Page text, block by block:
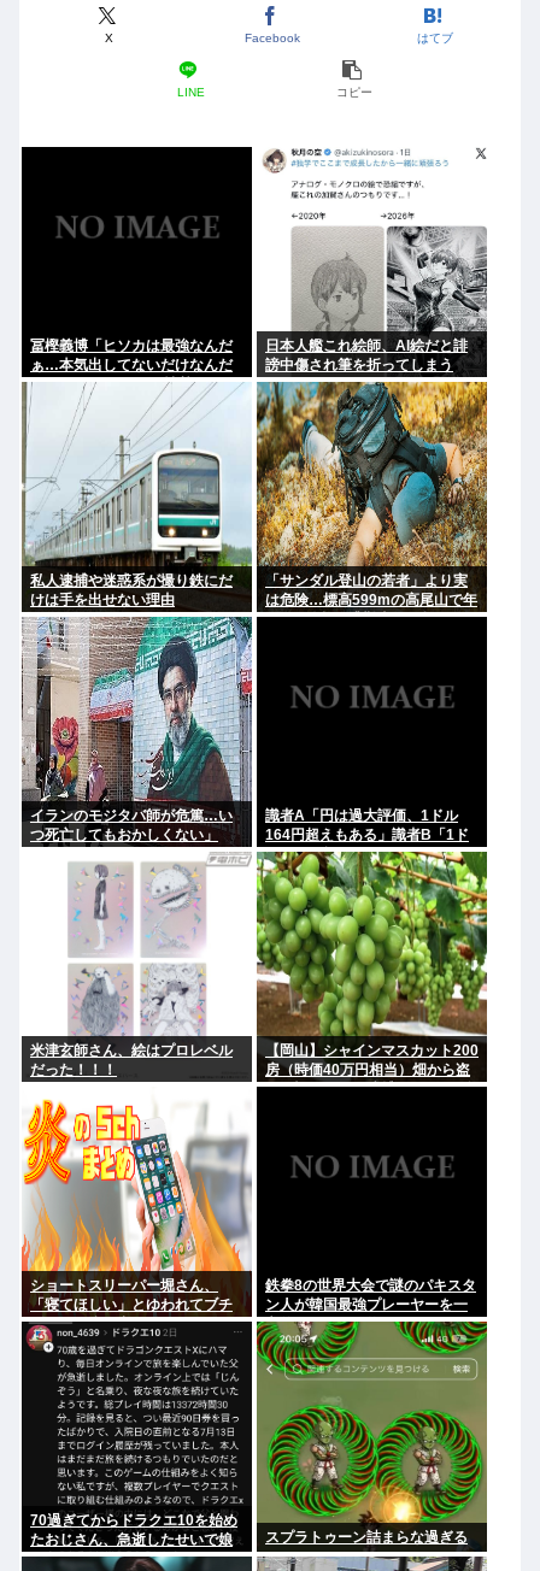
X Facebook はてブ
LINE コピー
冨樫義博「ヒソカは最強なんだ
ぁ…本気出してないだけなんだ
ぁ…」 こいつのこの情熱なんな
の？
日本人艦これ絵師、AI絵だと誹
謗中傷され筆を折ってしまう
私人逮捕や迷惑系が撮り鉄にだ
けは手を出せない理由
「サンダル登山の若者」より実
は危険…標高599mの高尾山で年
間100件超の遭難事故を起こして
イランのモジタバ師が危篤…い
つ死亡してもおかしくない」
識者A「円は過大評価、1ドル
164円超えもある」識者B「1ド
ル140円台もある」どっちなの
米津玄師さん、絵はプロレベル
だった！！！
【岡山】シャインマスカット200
房（時価40万円相当）畑から盗
んだ疑いで男を逮捕 ネットで販
ショートスリーパー堀さん、
「寝てほしい」とゆわれてブチ
ギレたり泣き出したりしてしま
う…
鉄拳8の世界大会で謎のパキスタ
ン人が韓国最強プレーヤーを一
方的にボコして約5000万円ゲッ
ト
70過ぎてからドラクエ10を始め
たおじさん、急逝したせいで娘
に色々開示されてしまう
スプラトゥーン詰まらな過ぎる